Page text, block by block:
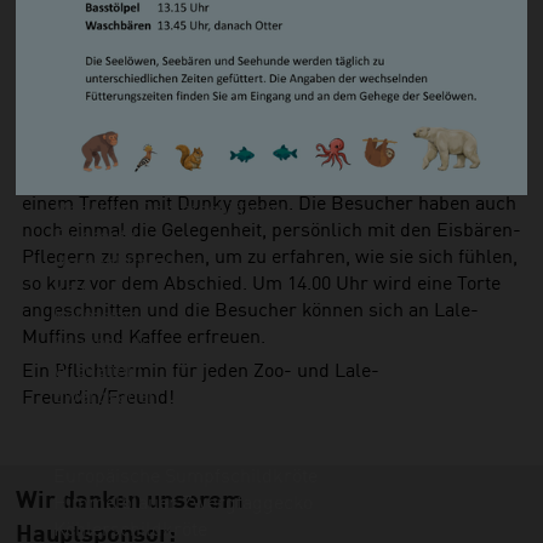
Steppenlemming
Zwergotter
Waschbär
Vögel
Basstölpel
Brandgans
Magellan-Dampfschiffente
Eiderente
Humboldtpinguin
Kea
Kormoran
Schneeeule
Wiedehopf
Zwergsäger
Himmelblauer Zwergtaggecko
Köhlerschildkröte
junge Bärenmädels treffen. Dort können die Bären-
Teenager unbeschwert ohne den störenden Einfluss der
„Jungs“ erwachsen werden.
Um Lale „Tschüss“ zu sagen, veranstaltet der Zoo am
Abschiedsparty. Es wird ein buntes Programm mit einigen
Aktionen, wie z.B. einem Lale-Quiz, einer Malaktion und
einem Treffen mit Dunky geben. Die Besucher haben auch
noch einmal die Gelegenheit, persönlich mit den Eisbären-
Pflegern zu sprechen, um zu erfahren, wie sie sich fühlen,
so kurz vor dem Abschied. Um 14.00 Uhr wird eine Torte
angeschnitten und die Besucher können sich an Lale-
Muffins und Kaffee erfreuen.
Ein Pflichttermin für jeden Zoo- und Lale-
Freundin/Freund!
Wir danken unserem
Hauptsponsor: